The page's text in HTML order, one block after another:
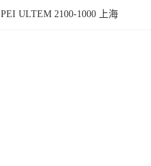
PEI ULTEM 2100-1000 上海